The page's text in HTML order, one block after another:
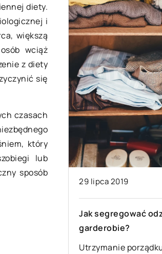
diety.
i
większą
wciąż
z diety
się
czasach
który
lub
sposób
od lamp o
oraz
jest
w ogromnej
29 lipca 2019
Jak segregować
garderobie?
Utrzymanie